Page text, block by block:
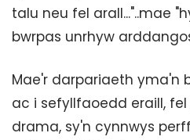
talu neu fel arall..."..mae
bwrpas unrhyw
Mae'r darpariaeth yma'n
ac i sefyllfaoedd eraill,
drama, sy'n cynnwys